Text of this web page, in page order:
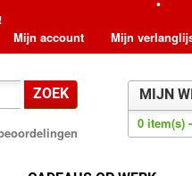
Mijn account
Mijn
ZOEK
MIJN
0 item(s) -
•